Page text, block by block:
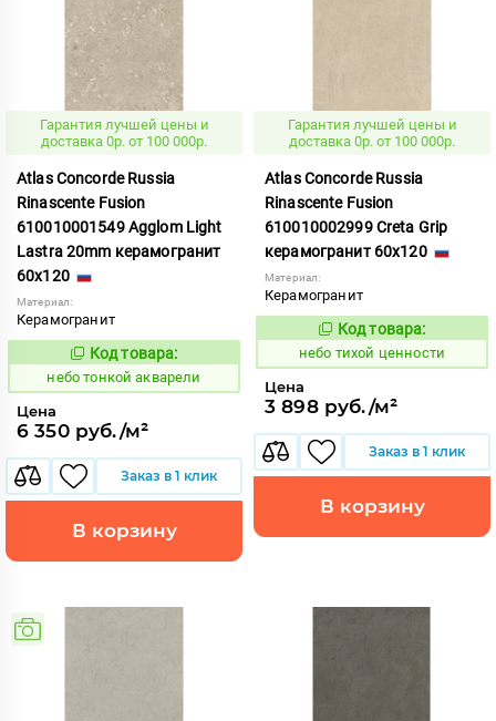
Гарантия лучшей цены и
доставка 0р. от 100 000р.
Atlas Concorde Russia
Rinascente Fusion
610010001549 Agglom Light
Lastra 20mm керамогранит
60x120
Материал:
Керамогранит
1122125
Код товара:
небо тонкой акварели
Цена
6 350 руб./м²
Заказ в 1 клик
В корзину
Гарантия лучшей цены и
доставка 0р. от 100 000р.
Atlas Concorde Russia
Rinascente Fusion
610010002999 Creta Grip
керамогранит 60x120
Материал:
Керамогранит
1122117
Код товара:
небо тихой ценности
Цена
3 898 руб./м²
Заказ в 1 клик
В корзину